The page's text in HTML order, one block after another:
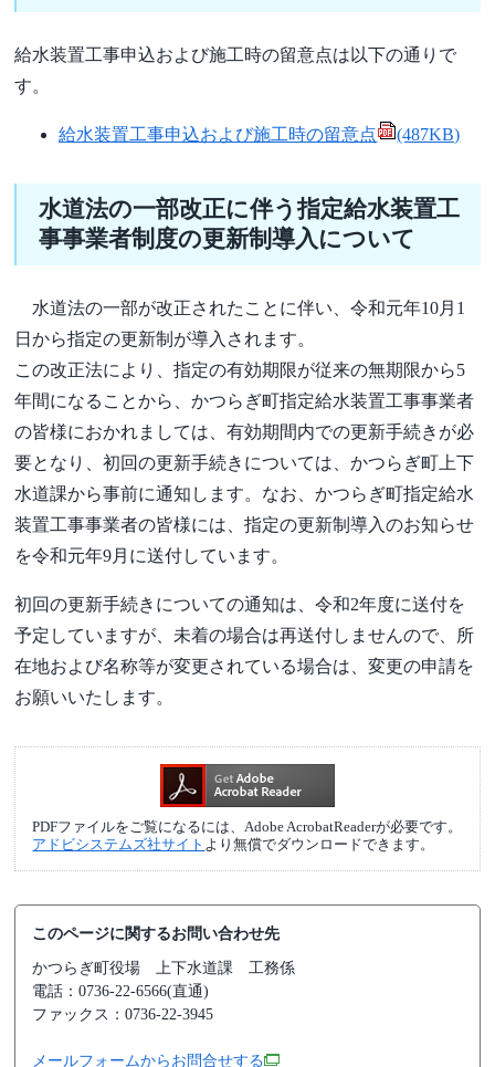
給水装置工事申込および施工時の留意点は以下の通りで
す。
給水装置工事申込および施工時の留意点 (487KB)
水道法の一部改正に伴う指定給水装置工
事事業者制度の更新制導入について
水道法の一部が改正されたことに伴い、令和元年10月1
日から指定の更新制が導入されます。
この改正法により、指定の有効期限が従来の無期限から5
年間になることから、かつらぎ町指定給水装置工事事業者
の皆様におかれましては、有効期間内での更新手続きが必
要となり、初回の更新手続きについては、かつらぎ町上下
水道課から事前に通知します。なお、かつらぎ町指定給水
装置工事事業者の皆様には、指定の更新制導入のお知らせ
を令和元年9月に送付しています。
初回の更新手続きについての通知は、令和2年度に送付を
予定していますが、未着の場合は再送付しませんので、所
在地および名称等が変更されている場合は、変更の申請を
お願いいたします。
PDFファイルをご覧になるには、Adobe AcrobatReaderが必要です。
アドビシステムズ社サイト より無償でダウンロードできます。
このページに関するお問い合わせ先
かつらぎ町役場
上下水道課 工務係
電話：0736-22-6566(直通)
ファックス：0736-22-3945
メールフォームからお問合せする